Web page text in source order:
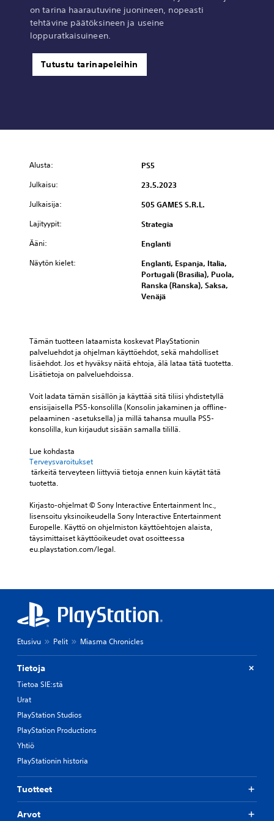
on tarina haarautuvine juonineen, nopeasti
tehtävine päätöksineen ja useine
loppuratkaisuineen.
Tutustu tarinapeleihin
Alusta: PS5
Julkaisu: 23.5.2023
Julkaisija: 505 GAMES S.R.L.
Lajityypit: Strategia
Ääni: Englanti
Näytön kielet:
Englanti, Espanja, Italia,
Portugali (Brasilia), Puola,
Ranska (Ranska), Saksa,
Venäjä
Tämän tuotteen lataamista koskevat PlayStationin
palveluehdot ja ohjelman käyttöehdot, sekä mahdolliset
lisäehdot. Jos et hyväksy näitä ehtoja, älä lataa tätä tuotetta.
Lisätietoja on palveluehdoissa.
Voit ladata tämän sisällön ja käyttää sitä tiliisi yhdistetyllä
ensisijaisella PS5-konsolilla (Konsolin jakaminen ja offline-
pelaaminen -asetuksella) ja millä tahansa muulla PS5-
konsolilla, kun kirjaudut sisään samalla tilillä.
Lue kohdasta
Terveysvaroitukset
tuotetta.
Kirjasto-ohjelmat © Sony Interactive Entertainment Inc.,
lisensoitu yksinoikeudella Sony Interactive Entertainment
Europelle. Käyttö on ohjelmiston käyttöehtojen alaista,
täysimittaiset käyttöoikeudet ovat osoitteessa
eu.playstation.com/legal.
Etusivu Pelit Miasma Chronicles
Tietoja
Tietoa SIE:stä
Urat
PlayStation Studios
PlayStation Productions
Yhtiö
PlayStationin historia
Tuotteet
Arvot